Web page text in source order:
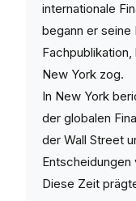
internationale
begann er seine
New York zog.
In New York
der globalen
der Wall Street
Entscheidungen
Diese Zeit